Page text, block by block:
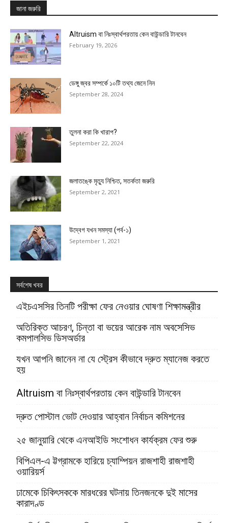
জানা জরুরি
Altruism বা নিঃস্বার্থপরতায় কেন বাউন্ডারি টানবেন
February 19, 2026
ডেঙ্গু জ্বর সম্পর্কে ১০টি তথ্য জেনে নিন
September 28, 2024
তুলনা করা কি খারাপ?
September 22, 2024
জলাতঙ্কে মৃত্যু নিশ্চিত, সতর্কতা জরুরি
September 2, 2021
উদ্বেগ যখন সমস্যা (পর্ব-১)
September 1, 2021
সর্বশেষ খবর
এইচএসসির তিনটি পরীক্ষা ফের নেওয়ার ঘোষণা শিক্ষামন্ত্রীর
অতিরিক্ত আচরণ, চিন্তা বা ভয়ের আরেক নাম অবসেসিভ
কমপালসিভ ডিসঅর্ডার
যখন আপনি জানেন না যে স্ট্রেস কীভাবে দ্রুত ম্যানেজ করতে
হয়
Altruism বা নিঃস্বার্থপরতায় কেন বাউন্ডারি টানবেন
দ্রুত পোস্টাল ভোট দেওয়ার আহ্বান নির্বাচন কমিশনের
২৫ জানুয়ারি থেকে এনআইডি সংশোধন কার্যক্রম ফের শুরু
বিপিএল-এ ট্টগ্রামকে হারিয়ে চ্যাম্পিয়ন রাজশাহী রাজশাহী
ওয়ারিয়র্স
ঢামেকে চিকিৎসককে মারধরের ঘটনায় তিনজনকে দুই মাসের
কারাদণ্ড